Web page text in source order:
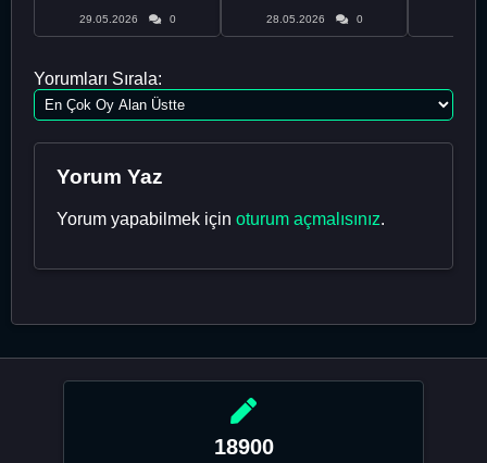
29.05.2026 0 28.05.2026 0
Yorumları Sırala:
Yorum Yaz
Yorum yapabilmek için oturum açmalısınız.
18900